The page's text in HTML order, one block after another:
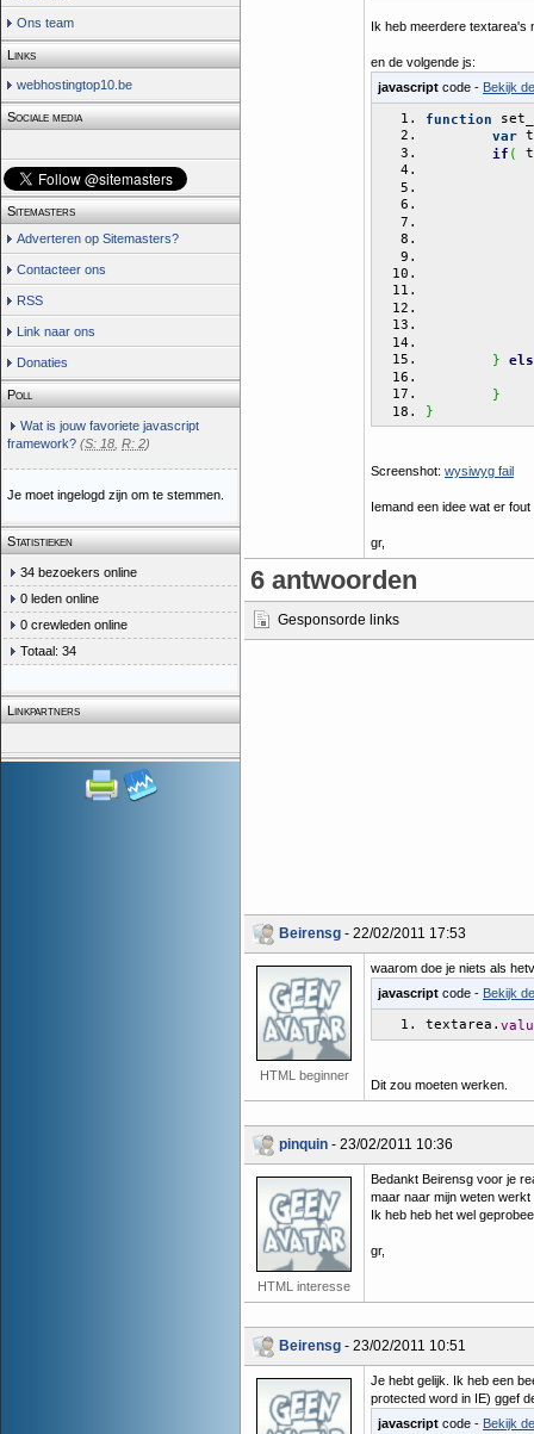
Ons team
Links
webhostingtop10.be
Sociale media
Sitemasters
Adverteren op Sitemasters?
Contacteer ons
RSS
Link naar ons
Donaties
Poll
Wat is jouw favoriete javascript
framework? (S: 18 R: 2)
Je moet ingelogd zijn om te stemmen.
Statistieken
34 bezoekers online
0 leden online
0 crewleden online
Totaal: 34
Linkpartners
Ik heb meerdere textarea's
en de volgende js:
javascript code - Bekijk
function
var
if (
}
}
}
Screenshot: wysiwyg fail
Iemand een idee wat er fout
gr,
6 antwoorden
Gesponsorde links
Beirensg - 22/02/2011 17:53
HTML beginner
waarom doe je niets als
javascript code - Bekijk
textarea.
Dit zou moeten werken.
pinquin - 23/02/2011 10:36
HTML interesse
Bedankt Beirensg voor je
maar naar mijn weten
Ik heb heb het wel
gr,
Beirensg - 23/02/2011 10:51
Je hebt gelijk. Ik heb een
protected word in IE) ggef
javascript code - Bekijk